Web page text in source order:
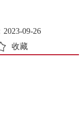
09-26
收藏